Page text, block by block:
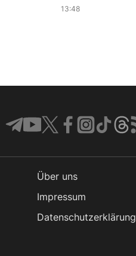
13:48
Über uns
Impressum
Datenschutzerklärung